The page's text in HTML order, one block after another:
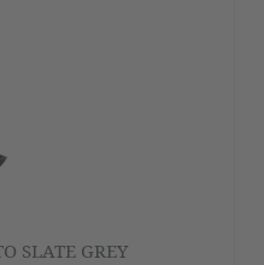
SLATE GREY